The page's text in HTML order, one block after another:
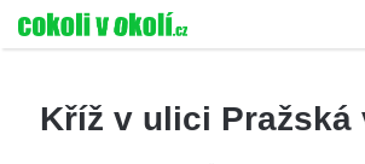
Kříž v ulici Pražská